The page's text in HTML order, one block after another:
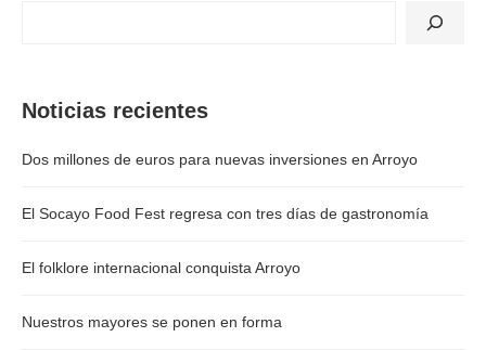
Noticias recientes
Dos millones de euros para nuevas inversiones en Arroyo
El Socayo Food Fest regresa con tres días de gastronomía
El folklore internacional conquista Arroyo
Nuestros mayores se ponen en forma